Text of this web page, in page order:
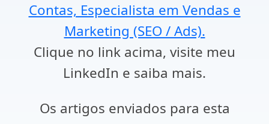
Contas, Especialista em Vendas e
Marketing (SEO / Ads).
Clique no link acima, visite meu
LinkedIn e saiba mais.
Os artigos enviados para esta